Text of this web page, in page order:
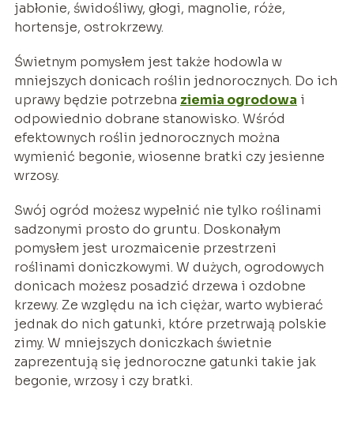
jabłonie, świdośliwy, głogi, magnolie, róże,
hortensje, ostrokrzewy.
Świetnym pomysłem jest także hodowla w
mniejszych donicach roślin jednorocznych. Do ich
uprawy będzie potrzebna ziemia ogrodowa i
odpowiednio dobrane stanowisko. Wśród
efektownych roślin jednorocznych można
wymienić begonie, wiosenne bratki czy jesienne
wrzosy.
Swój ogród możesz wypełnić nie tylko roślinami
sadzonymi prosto do gruntu. Doskonałym
pomysłem jest urozmaicenie przestrzeni
roślinami doniczkowymi. W dużych, ogrodowych
donicach możesz posadzić drzewa i ozdobne
krzewy. Ze względu na ich ciężar, warto wybierać
jednak do nich gatunki, które przetrwają polskie
zimy. W mniejszych doniczkach świetnie
zaprezentują się jednoroczne gatunki takie jak
begonie, wrzosy i czy bratki.